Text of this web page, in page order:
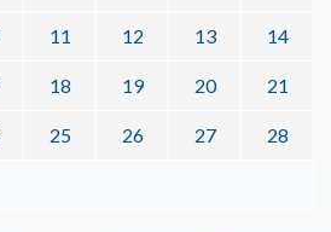
11 12 13 14
18 19 20 21
25 26 27 28